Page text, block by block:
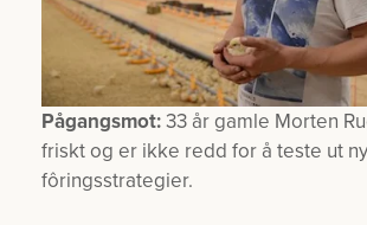
Pågangsmot:33 år gamle Morten
friskt og er ikke redd for å teste ut
fôringsstrategier.